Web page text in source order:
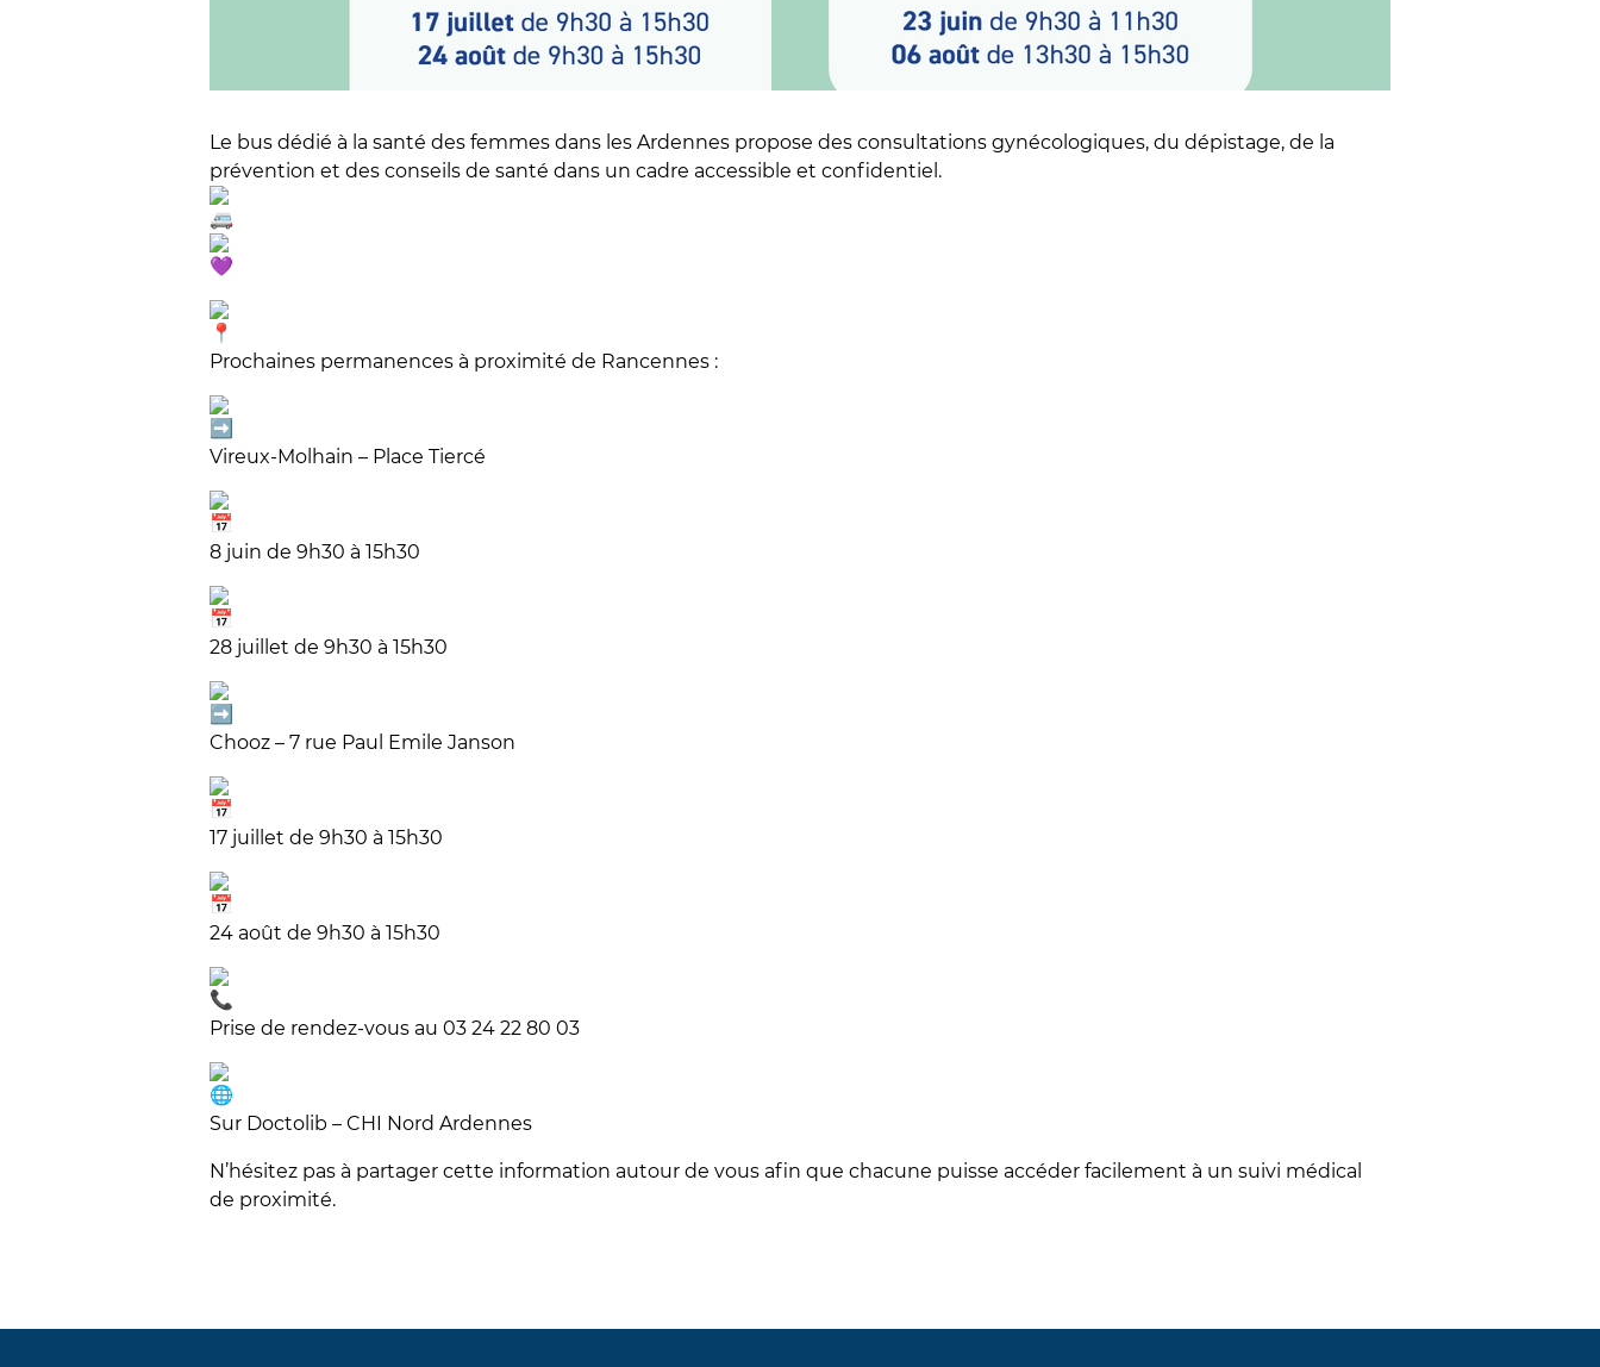
Le bus dédié à la santé des femmes dans les Ardennes propose des consultations gynécologiques, du dépistage, de la
prévention et des conseils de santé dans un cadre accessible et confidentiel.
Prochaines permanences à proximité de Rancennes :
Vireux-Molhain – Place Tiercé
8 juin de 9h30 à 15h30
28 juillet de 9h30 à 15h30
Chooz – 7 rue Paul Emile Janson
17 juillet de 9h30 à 15h30
24 août de 9h30 à 15h30
Prise de rendez-vous au 03 24 22 80 03
Sur Doctolib – CHI Nord Ardennes
N’hésitez pas à partager cette information autour de vous afin que chacune puisse accéder facilement à un suivi médical
de proximité.